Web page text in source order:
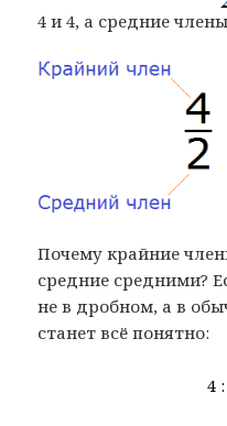
4 и 4, а средние
Почему крайние
средние средними?
не в дробном, а в
станет всё понятно:
4